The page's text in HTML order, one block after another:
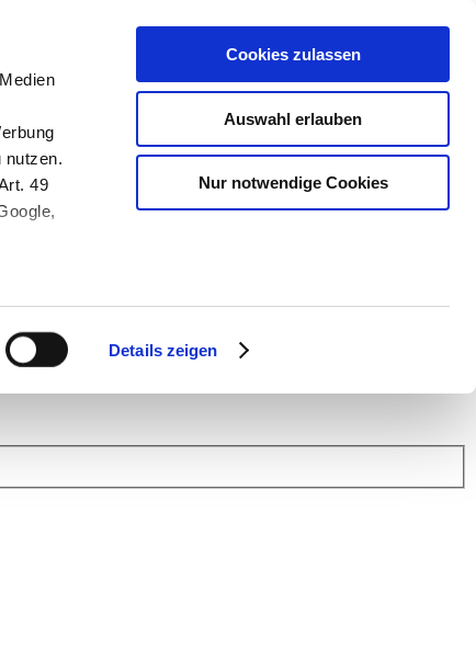
nutzen.
49
Details zeigen
Cookies zulassen
Auswahl erlauben
Nur notwendige Cookies